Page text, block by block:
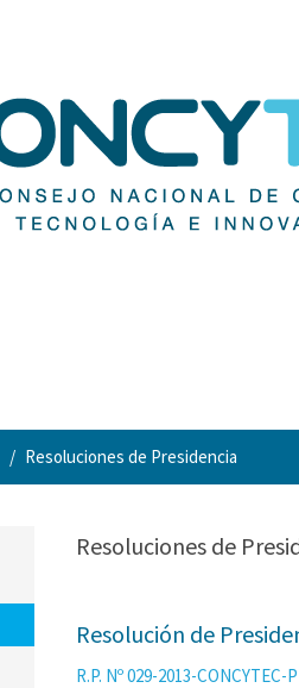
Resoluciones de Presidencia
Resoluciones de
Resolución de
R.P. Nº 029-2013-CONCYTEC-